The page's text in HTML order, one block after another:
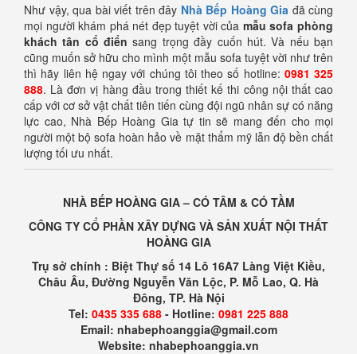
Như vậy, qua bài viết trên đây Nhà Bếp Hoàng Gia đã cùng
mọi người khám phá nét đẹp tuyệt vời của mẫu sofa phòng
khách tân cổ điển sang trọng đầy cuốn hút. Và nếu bạn
cũng muốn sở hữu cho mình một mẫu sofa tuyệt vời như trên
thì hãy liên hệ ngay với chúng tôi theo số hotline: 0981 325
888. Là đơn vị hàng đầu trong thiết kế thi công nội thất cao
cấp với cơ sở vật chất tiên tiến cùng đội ngũ nhân sự có năng
lực cao, Nhà Bếp Hoàng Gia tự tin sẽ mang đến cho mọi
người một bộ sofa hoàn hảo về mặt thẩm mỹ lẫn độ bền chất
lượng tối ưu nhất.
NHÀ BẾP HOÀNG GIA – CÓ TÂM & CÓ TẦM
CÔNG TY CỔ PHẦN XÂY DỰNG VÀ SẢN XUẤT NỘI THẤT
HOÀNG GIA
Trụ sở chính : Biệt Thự số 14 Lô 16A7 Làng Việt Kiều,
Châu Âu, Đường Nguyễn Văn Lộc, P. Mỗ Lao, Q. Hà
Đông, TP. Hà Nội
Tel: 0435 335 688 - Hotline: 0981 225 888
Email: nhabephoanggia@gmail.com
Website: nhabephoanggia.vn